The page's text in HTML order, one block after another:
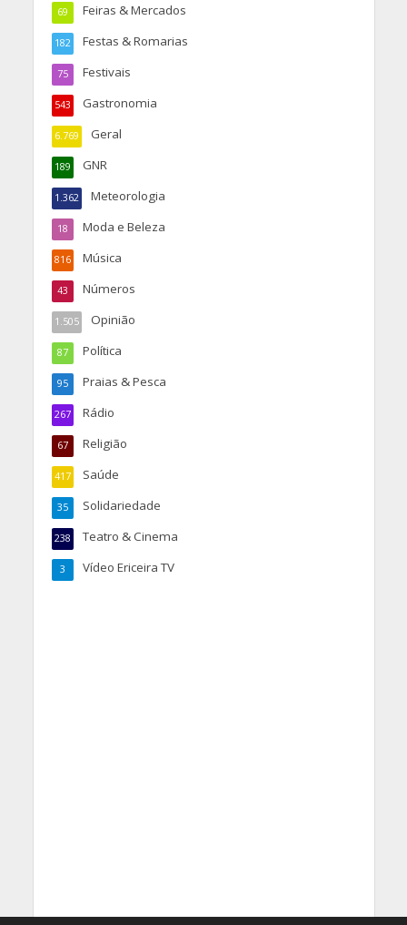
Feiras & Mercados
69
Festas & Romarias
182
Festivais
75
Gastronomia
543
Geral
6.769
GNR
189
Meteorologia
1.362
Moda e Beleza
18
Música
816
Números
43
Opinião
1.505
Política
87
Praias & Pesca
95
Rádio
267
Religião
67
Saúde
417
Solidariedade
35
Teatro & Cinema
238
Vídeo Ericeira TV
3